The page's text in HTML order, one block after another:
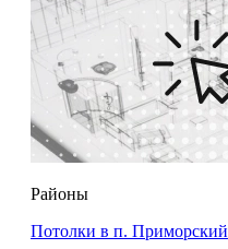
Районы
Потолки в п. Приморский